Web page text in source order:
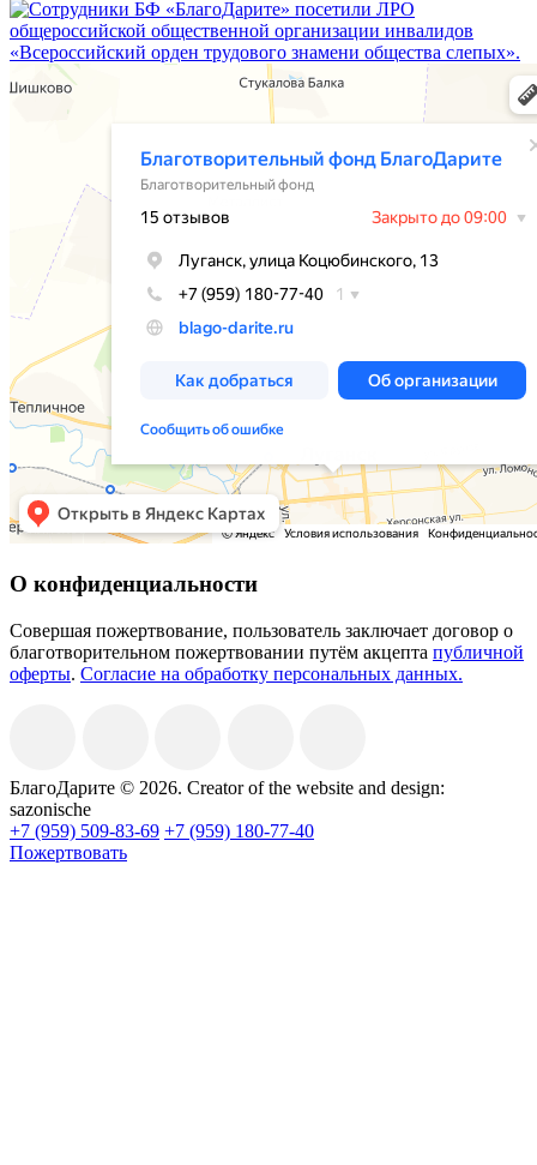
О конфиденциальности
Совершая пожертвование, пользователь заключает договор о
благотворительном пожертвовании путём акцепта публичной
оферты. Согласие на обработку персональных данных.
БлагоДарите © 2026. Creator of the website and design:
sazonische
+7 (959) 509-83-69 +7 (959) 180-77-40
Пожертвовать